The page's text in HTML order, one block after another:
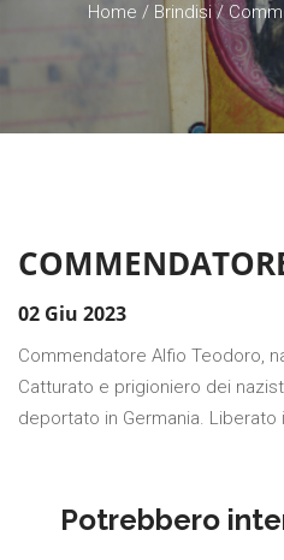
Home / Brindisi/
02 Giu 2023
Commendatore Alfio Teodoro,
Catturato e prigioniero dei
deportato in Germania. Liberato
Potrebbero